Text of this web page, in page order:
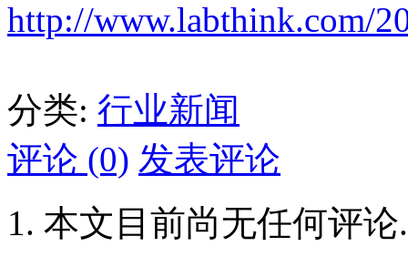
http://www.labthink.com/
分类: 行业新闻
评论 (0) 发表评论
本文目前尚无任何评论.